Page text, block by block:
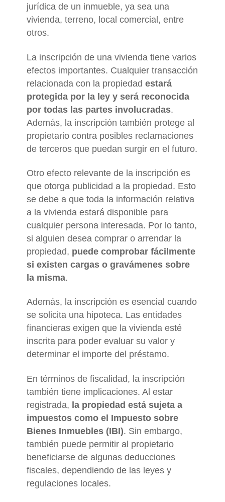
jurídica de un inmueble, ya sea una
vivienda, terreno, local comercial, entre
otros.
La inscripción de una vivienda tiene varios
efectos importantes. Cualquier transacción
relacionada con la propiedad estará
protegida por la ley y será reconocida
por todas las partes involucradas.
Además, la inscripción también protege al
propietario contra posibles reclamaciones
de terceros que puedan surgir en el futuro.
Otro efecto relevante de la inscripción es
que otorga publicidad a la propiedad. Esto
se debe a que toda la información relativa
a la vivienda estará disponible para
cualquier persona interesada. Por lo tanto,
si alguien desea comprar o arrendar la
propiedad, puede comprobar fácilmente
si existen cargas o gravámenes sobre
la misma.
Además, la inscripción es esencial cuando
se solicita una hipoteca. Las entidades
financieras exigen que la vivienda esté
inscrita para poder evaluar su valor y
determinar el importe del préstamo.
En términos de fiscalidad, la inscripción
también tiene implicaciones. Al estar
registrada, la propiedad está sujeta a
impuestos como el Impuesto sobre
Bienes Inmuebles (IBI). Sin embargo,
también puede permitir al propietario
beneficiarse de algunas deducciones
fiscales, dependiendo de las leyes y
regulaciones locales.